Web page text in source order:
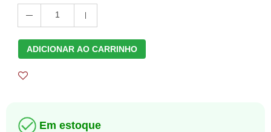
1
ADICIONAR AO CARRINHO
Em estoque